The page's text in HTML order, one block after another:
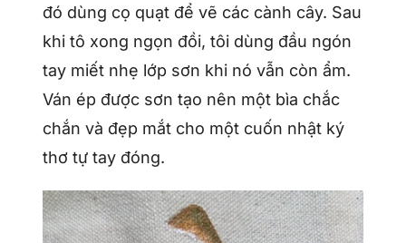
đó dùng cọ quạt để vẽ các cành cây. Sau
khi tô xong ngọn đồi, tôi dùng đầu ngón
tay miết nhẹ lớp sơn khi nó vẫn còn ẩm.
Ván ép được sơn tạo nên một bìa chắc
chắn và đẹp mắt cho một cuốn nhật ký
thơ tự tay đóng.